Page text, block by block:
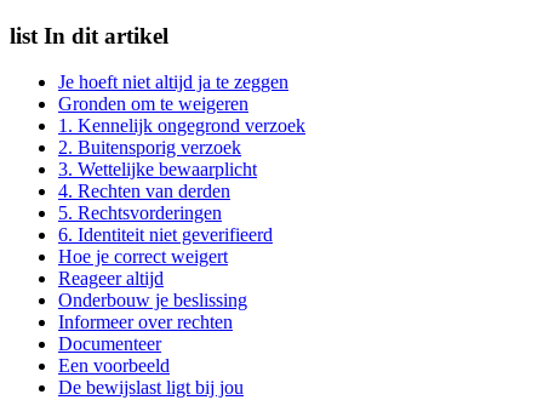
list In dit artikel
Je hoeft niet altijd ja te zeggen
Gronden om te weigeren
1. Kennelijk ongegrond verzoek
2. Buitensporig verzoek
3. Wettelijke bewaarplicht
4. Rechten van derden
5. Rechtsvorderingen
6. Identiteit niet geverifieerd
Hoe je correct weigert
Reageer altijd
Onderbouw je beslissing
Informeer over rechten
Documenteer
Een voorbeeld
De bewijslast ligt bij jou